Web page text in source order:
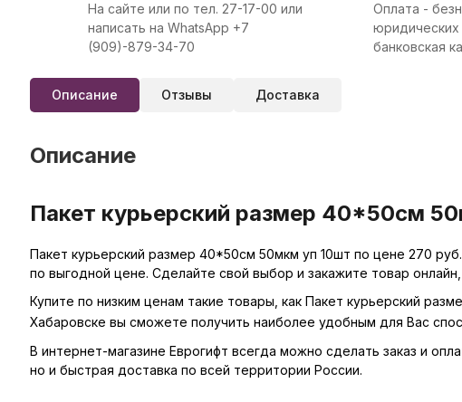
На сайте или по тел. 27-17-00 или
написать на WhatsApp +7
(909)-879-34-70
Оплата -
юридических
банковская
Описание Отзывы Доставка
Описание
Пакет курьерский размер 40*50см
Пакет курьерский размер 40*50см 50мкм уп 10шт по цене 270
по выгодной цене. Сделайте свой выбор и закажите товар
Купите по низким ценам такие товары, как Пакет курьерский
Хабаровске вы сможете получить наиболее удобным для Вас
В интернет-магазине Еврогифт всегда можно сделать заказ и
но и быстрая доставка по всей территории России.